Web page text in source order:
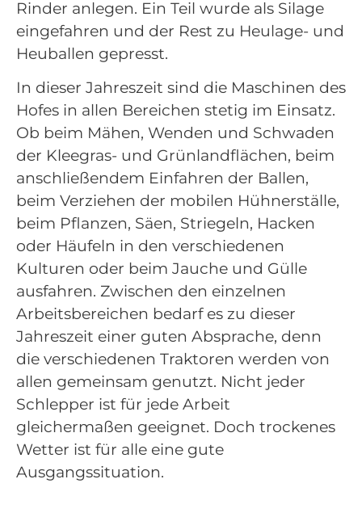
Rinder anlegen. Ein Teil wurde als Silage
eingefahren und der Rest zu Heulage- und
Heuballen gepresst.
In dieser Jahreszeit sind die Maschinen des
Hofes in allen Bereichen stetig im Einsatz.
Ob beim Mähen, Wenden und Schwaden
der Kleegras- und Grünlandflächen, beim
anschließendem Einfahren der Ballen,
beim Verziehen der mobilen Hühnerställe,
beim Pflanzen, Säen, Striegeln, Hacken
oder Häufeln in den verschiedenen
Kulturen oder beim Jauche und Gülle
ausfahren. Zwischen den einzelnen
Arbeitsbereichen bedarf es zu dieser
Jahreszeit einer guten Absprache, denn
die verschiedenen Traktoren werden von
allen gemeinsam genutzt. Nicht jeder
Schlepper ist für jede Arbeit
gleichermaßen geeignet. Doch trockenes
Wetter ist für alle eine gute
Ausgangssituation.